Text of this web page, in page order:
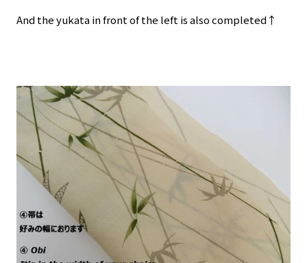
And the yukata in front of the left is also completed↑